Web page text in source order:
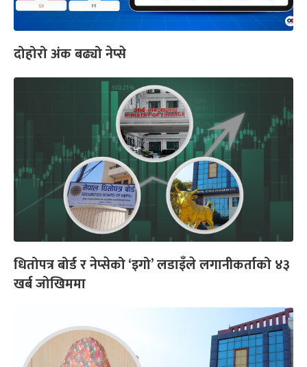
दोहोरो अंक बढ्यो नेप्से
धितोपत्र बोर्ड र नेप्सेको ‘इगो’ लडाइँले लगानीकर्ताको ४३
खर्ब जोखिममा